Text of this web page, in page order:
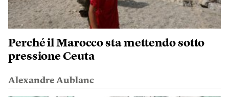
Perché il Marocco sta mettendo sotto
pressione Ceuta
Alexandre Aublanc